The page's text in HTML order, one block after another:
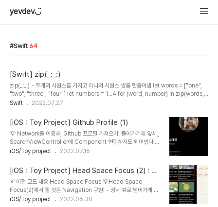
yevdev◡̈
Swift 64
[Swift] zip(_:_:)
zip(_:_:) - 두개의 시퀀스를 가지고 하나의 시퀀스 쌍을 만들어냄 let words = ["one",
"two", "three", "four"] let numbers = 1...4 for (word, number) in zip(words,
numbers) { print("\(word): \(number)") } // Prints "one: 1" // Prints "two: 2 //
arr1 = [[3, 4], [5, 6]] arr2 = [[3, 4], [5, 6]] arr3 = [[6, 8], [10, 12]] 이렇게 arr1,
arr2의 각 원소를 더해 arr3를 만들어보자 i..
Swift 2022.07.27
[iOS : Toy Project] Github Profile (1)
💡 Network을 이용해, Github 프로필 가져오기! 들어가기에 앞서,,
SearchViewController에 Component 연결까지도 되어있다!
일단 ViewController에서 해줘야 할 일은 setupUI : UI 세팅
업데이트 되게! searchControl 세팅 network 세팅 이다. 천천히
해보자! 1️⃣ setupUI private func setupUI() { // thumbnail 이
미지 Radius 설정 thumbnail.layer.cornerRadius = 80 } 2️⃣
userProfile 데이터 Binding var subscriptions = Set()
@Published p..
iOS/Toy project 2022.07.16
[iOS : Toy Project] Head Space Focus (2) : Na
vigation
➰ 이전 코드 내용 Head Space Focus 💡Head Space
Focus(2)에서 할 것은 Navigation 구현! - 상세 뷰로 넘어가게 하
기! ❗️Navigation을 구현할 때는, 사용자가 최대한 개미지옥에서 탈
iOS/Toy project 2022.06.30